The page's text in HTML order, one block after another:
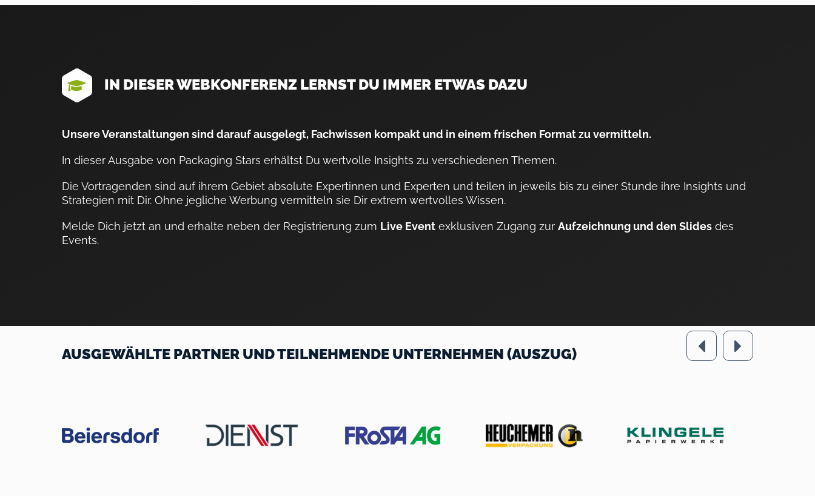
IN DIESER WEBKONFERENZ LERNST DU IMMER ETWAS DAZU
Unsere Veranstaltungen sind darauf ausgelegt, Fachwissen kompakt und in einem frischen Format zu vermitteln.
In dieser Ausgabe von Packaging Stars erhältst Du wertvolle Insights zu verschiedenen Themen.
Die Vortragenden sind auf ihrem Gebiet absolute Expertinnen und Experten und teilen in jeweils bis zu einer Stunde ihre Insights und
Strategien mit Dir. Ohne jegliche Werbung vermitteln sie Dir extrem wertvolles Wissen.
Melde Dich jetzt an und erhalte neben der Registrierung zum Live Event exklusiven Zugang zur Aufzeichnung und den Slides des
Events.
AUSGEWÄHLTE PARTNER UND TEILNEHMENDE UNTERNEHMEN (AUSZUG)